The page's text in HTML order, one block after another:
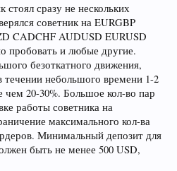
стоял сразу не нескольких
советник на EURGBP
CADCHF AUDUSD EURUSD
пробовать и любые другие.
безоткатного движения,
небольшого времени 1-2
чем 20-30%. Большое кол-во пар
работы советника на
максимального кол-ва
Минимальный депозит для
быть не менее 500 USD,